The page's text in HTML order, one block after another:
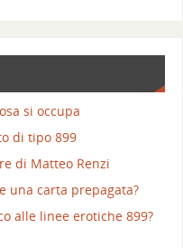
si occupa
di tipo 899
di Matteo Renzi
una carta prepagata?
alle linee erotiche 899?